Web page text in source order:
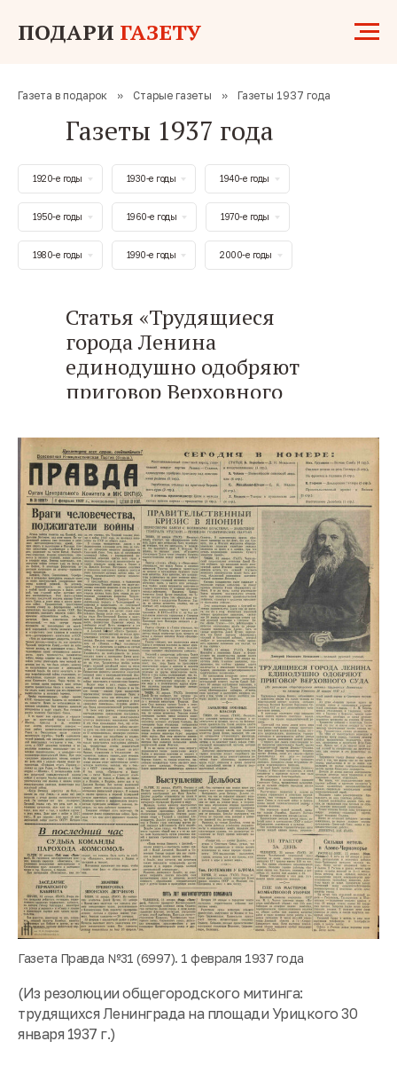
ПОДАРИ ГАЗЕТУ
Газета в подарок » Старые газеты » Газеты 1937 года
Газеты 1937 года
1920-е годы 1930-е годы 1940-е годы
1950-е годы 1960-е годы 1970-е годы
1980-е годы 1990-е годы 2000-е годы
Статья «Трудящиеся
города Ленина
единодушно одобряют
приговор Верховного
от 1 февраля 1937 года
Газета Правда №31 (6997). 1 февраля 1937 года
(Из резолюции общегородского митинга:
трудящихся Ленинграда на площади Урицкого 30
января 1937 г.)